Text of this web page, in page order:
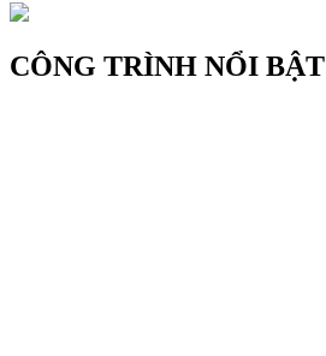
CÔNG TRÌNH NỔI BẬT